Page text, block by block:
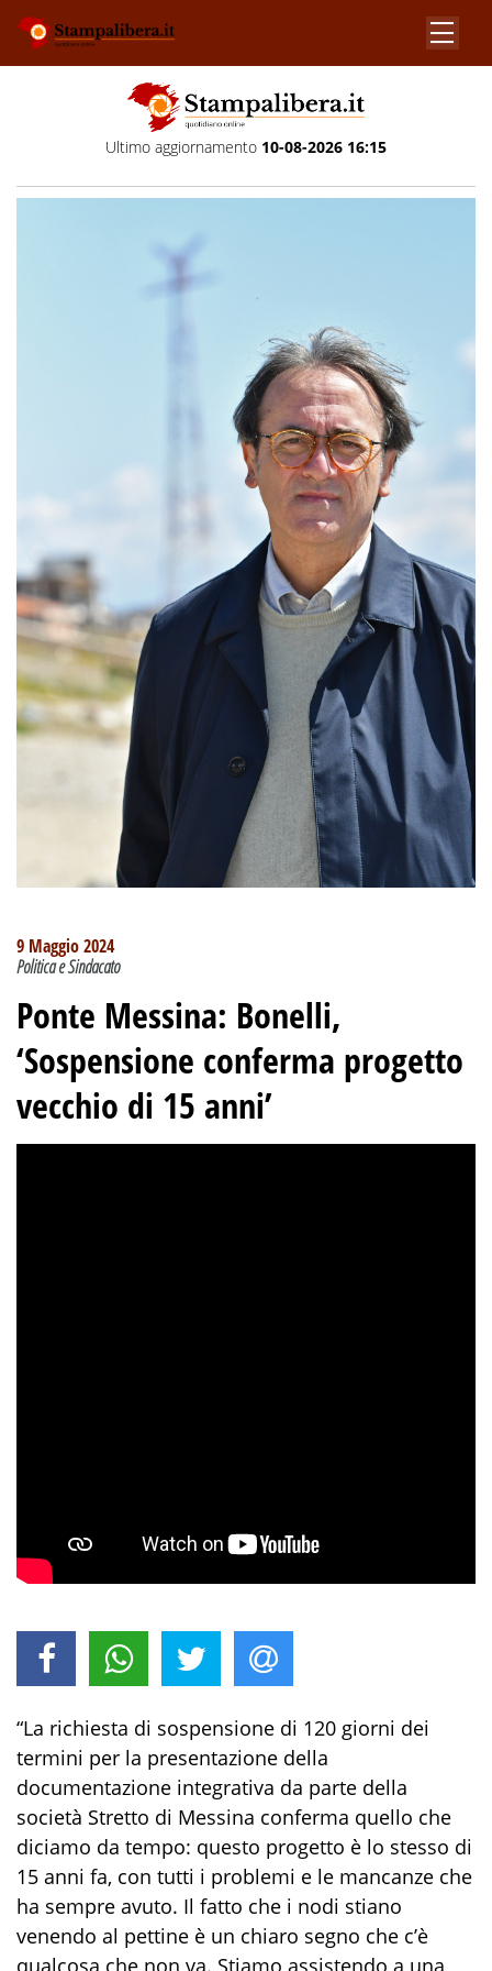
Ultimo aggiornamento 10-08-2026 16:15
9 Maggio 2024
Politica e Sindacato
Ponte Messina: Bonelli,
‘Sospensione conferma progetto
vecchio di 15 anni’
“La richiesta di sospensione di 120 giorni dei
termini per la presentazione della
documentazione integrativa da parte della
società Stretto di Messina conferma quello che
diciamo da tempo: questo progetto è lo stesso di
15 anni fa, con tutti i problemi e le mancanze che
ha sempre avuto. Il fatto che i nodi stiano
venendo al pettine è un chiaro segno che c’è
qualcosa che non va. Stiamo assistendo a una